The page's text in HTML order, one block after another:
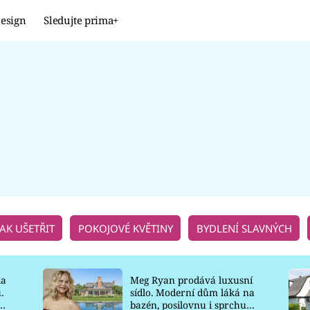
Sledujte prima+
UŠETŘIT POKOJOVÉ KVĚTINY BYDLENÍ SLAVNÝCH
Meg Ryan prodává luxusní
sídlo. Moderní dům láká na
bazén, posilovnu i sprchu